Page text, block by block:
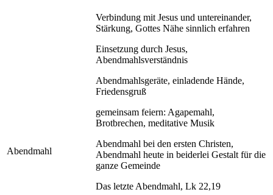
Abendmahl
Verbindung mit Jesus und untereinander,
Stärkung, Gottes Nähe sinnlich erfahren
Einsetzung durch Jesus,
Abendmahlsverständnis
Abendmahlsgeräte, einladende Hände,
Friedensgruß
gemeinsam feiern: Agapemahl,
Brotbrechen, meditative Musik
Abendmahl bei den ersten Christen,
Abendmahl heute in beiderlei Gestalt für die
ganze Gemeinde
Das letzte Abendmahl, Lk 22,19